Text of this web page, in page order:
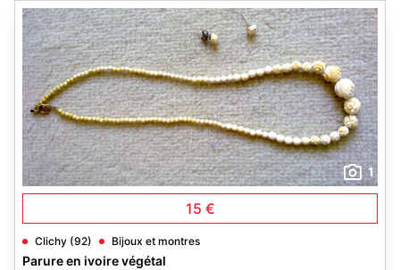
1
15 €
Clichy (92) Bijoux et montres
Parure en ivoire végétal